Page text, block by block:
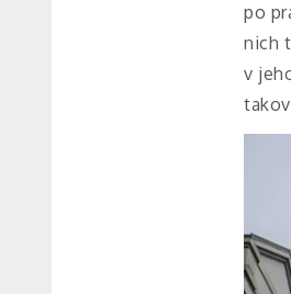
po
nich
v